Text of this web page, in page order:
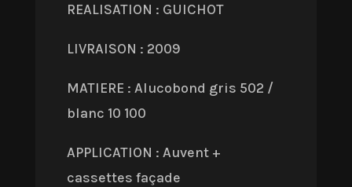
REALISATION : GUICHOT
LIVRAISON : 2009
MATIERE : Alucobond gris 502 /
blanc 10 100
APPLICATION : Auvent +
cassettes façade